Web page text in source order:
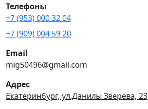
Телефоны
+7 (953) 000 32 04
+7 (909) 004 59 20
Email
mig50496@gmail.com
Адрес
Екатеринбург, ул.Данилы Зверева, 23